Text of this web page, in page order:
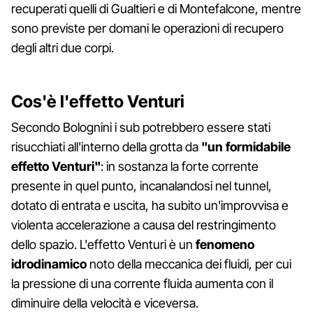
recuperati quelli di Gualtieri e di Montefalcone, mentre
sono previste per domani le operazioni di recupero
degli altri due corpi.
Cos'è l'effetto Venturi
Secondo Bolognini i sub potrebbero essere stati
risucchiati all'interno della grotta da "un formidabile
effetto Venturi": in sostanza la forte corrente
presente in quel punto, incanalandosi nel tunnel,
dotato di entrata e uscita, ha subito un'improvvisa e
violenta accelerazione a causa del restringimento
dello spazio. L'effetto Venturi è un fenomeno
idrodinamico noto della meccanica dei fluidi, per cui
la pressione di una corrente fluida aumenta con il
diminuire della velocità e viceversa.